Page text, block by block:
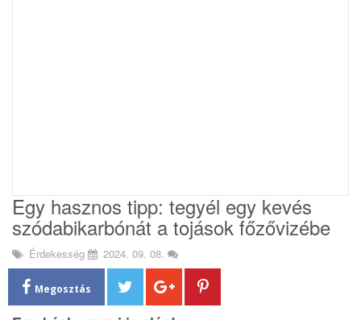
Egy hasznos tipp: tegyél egy kevés
szódabikarbónát a tojások főzővizébe
Érdekesség 2024. 09. 08.
Megosztás